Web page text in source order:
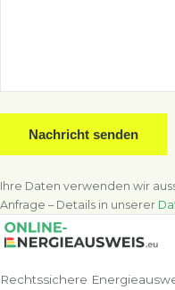
Nachricht senden
Ihre Daten verwenden wir
Anfrage – Details in unserer
Rechtssichere